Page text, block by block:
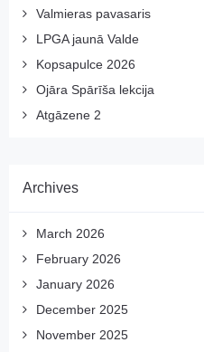
Valmieras pavasaris
LPGA jaunā Valde
Kopsapulce 2026
Ojāra Spārīša lekcija
Atgāzene 2
Archives
March 2026
February 2026
January 2026
December 2025
November 2025